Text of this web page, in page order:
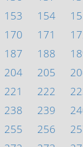
153 154
170 171
187 188
204 205
221 222
238 239
255 256